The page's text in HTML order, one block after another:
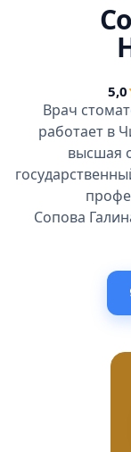
5,0
Врач
работает в
высшая
Сопова